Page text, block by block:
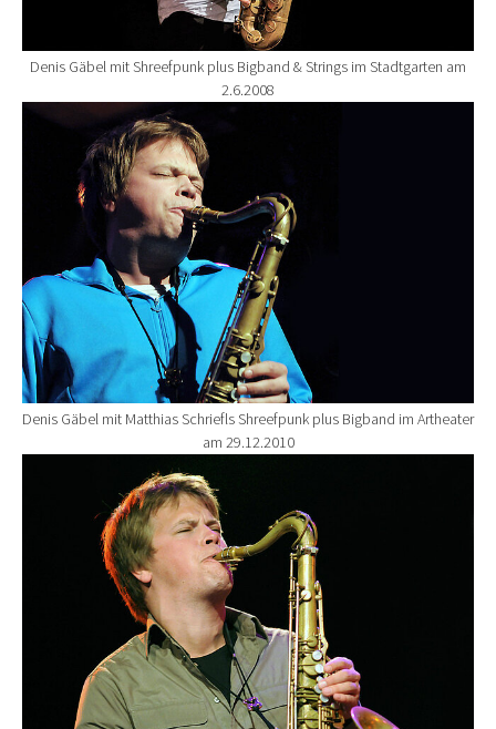
Denis Gäbel mit Shreefpunk plus Bigband & Strings im Stadtgarten am
2.6.2008
Show larger version for:
Denis Gäbel mit Matthias Schriefls Shreefpunk plus Bigband im Artheater
am 29.12.2010
Show larger version for: